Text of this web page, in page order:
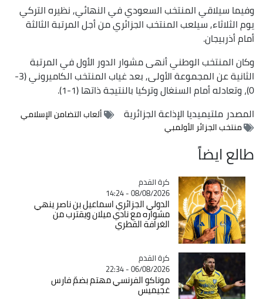
وفيما سيلاقي المنتخب السعودي في النهائي, نظيره التركي
يوم الثلاثاء, سيلعب المنتخب الجزائري من أجل المرتبة الثالثة
أمام أذربيجان.
وكان المنتخب الوطني أنهى مشوار الدور الأول في المرتبة
الثانية عن المجموعة الأولى, بعد غياب المنتخب الكاميروني (3-
المصدرملتيميديا الإذاعة الجزائرية
ألعاب التضامن الإسلامي
منتخب الجزائر الأولمبي
طالع ايضاً
Catégorie
كرة القدم
08/08/2026 - 14:24
الدولي الجزائري اسماعيل بن ناصر ينهي
مشواره مع نادي ميلان ويقترب من
الغرافة القطري
Catégorie
كرة القدم
06/08/2026 - 22:34
موناكو الفرنسي مهتم بضمّ فارس
غجيميس